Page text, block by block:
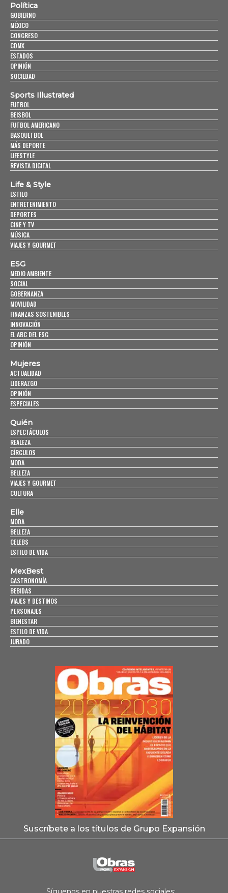
Política
GOBIERNO
MÉXICO
CONGRESO
CDMX
ESTADOS
OPINIÓN
SOCIEDAD
Sports Illustrated
FUTBOL
BEISBOL
FUTBOL AMERICANO
BASQUETBOL
MÁS DEPORTE
LIFESTYLE
REVISTA DIGITAL
Life & Style
ESTILO
ENTRETENIMIENTO
DEPORTES
CINE Y TV
MÚSICA
VIAJES Y GOURMET
ESG
MEDIO AMBIENTE
SOCIAL
GOBERNANZA
MOVILIDAD
FINANZAS SOSTENIBLES
INNOVACIÓN
EL ABC DEL ESG
OPINIÓN
Mujeres
ACTUALIDAD
LIDERAZGO
OPINIÓN
ESPECIALES
Quién
ESPECTÁCULOS
REALEZA
CÍRCULOS
MODA
BELLEZA
VIAJES Y GOURMET
CULTURA
Elle
MODA
BELLEZA
CELEBS
ESTILO DE VIDA
MexBest
GASTRONOMÍA
BEBIDAS
VIAJES Y DESTINOS
PERSONAJES
BIENESTAR
ESTILO DE VIDA
JURADO
Suscríbete a los títulos de Grupo Expansión